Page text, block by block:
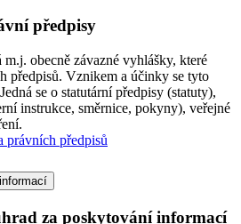
předpisy
obecně závazné vyhlášky, které
předpisů. Vznikem a účinky se tyto
se o statutární předpisy (statuty),
instrukce, směrnice, pokyny), veřejné
právních předpisů
za poskytování informací